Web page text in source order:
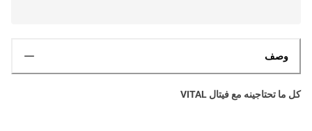
وصف
كل ما تحتاجينه مع فيتال VITAL